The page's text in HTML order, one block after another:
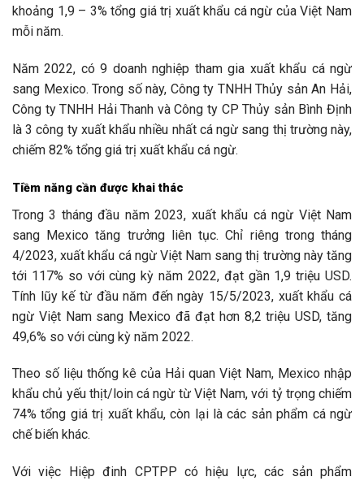
khoảng 1,9 – 3% tổng giá trị xuất khẩu cá ngừ của Việt Nam
mỗi năm.
Năm 2022, có 9 doanh nghiệp tham gia xuất khẩu cá ngừ
sang Mexico. Trong số này, Công ty TNHH Thủy sản An Hải,
Công ty TNHH Hải Thanh và Công ty CP Thủy sản Bình Định
là 3 công ty xuất khẩu nhiều nhất cá ngừ sang thị trường này,
chiếm 82% tổng giá trị xuất khẩu cá ngừ.
Tiềm năng cần được khai thác
Trong 3 tháng đầu năm 2023, xuất khẩu cá ngừ Việt Nam
sang Mexico tăng trưởng liên tục. Chỉ riêng trong tháng
4/2023, xuất khẩu cá ngừ Việt Nam sang thị trường này tăng
tới 117% so với cùng kỳ năm 2022, đạt gần 1,9 triệu USD.
Tính lũy kế từ đầu năm đến ngày 15/5/2023, xuất khẩu cá
ngừ Việt Nam sang Mexico đã đạt hơn 8,2 triệu USD, tăng
49,6% so với cùng kỳ năm 2022.
Theo số liệu thống kê của Hải quan Việt Nam, Mexico nhập
khẩu chủ yếu thịt/loin cá ngừ từ Việt Nam, với tỷ trọng chiếm
74% tổng giá trị xuất khẩu, còn lại là các sản phẩm cá ngừ
chế biến khác.
Với việc Hiệp đinh CPTPP có hiệu lực, các sản phẩm